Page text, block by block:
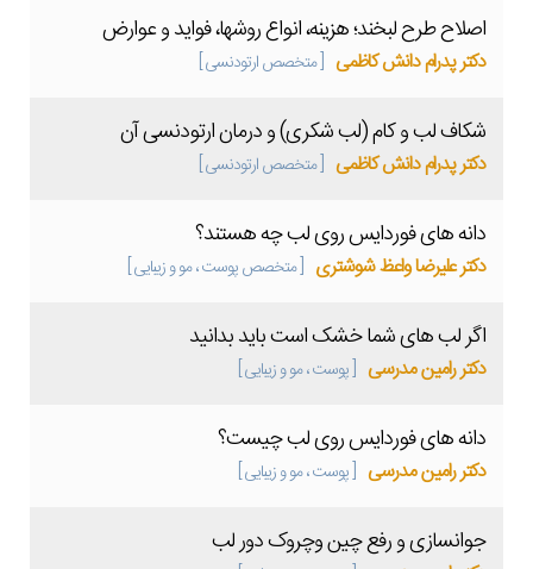
اصلاح طرح لبخند؛ هزینه، انواع روشها، فواید و عوارض
دکتر پدرام دانش کاظمی [ متخصص ارتودنسی ]
شکاف لب و کام (لب شکری) و درمان ارتودنسی آن
دکتر پدرام دانش کاظمی [ متخصص ارتودنسی ]
دانه های فوردایس روی لب چه هستند؟
دکتر علیرضا واعظ شوشتری [ متخصص پوست ، مو و زیبایی ]
اگر لب های شما خشک است باید بدانید
دکتر رامین مدرسی [ پوست ، مو و زیبایی ]
دانه های فوردایس روی لب چیست؟
دکتر رامین مدرسی [ پوست ، مو و زیبایی ]
جوانسازی و رفع چین وچروک دور لب